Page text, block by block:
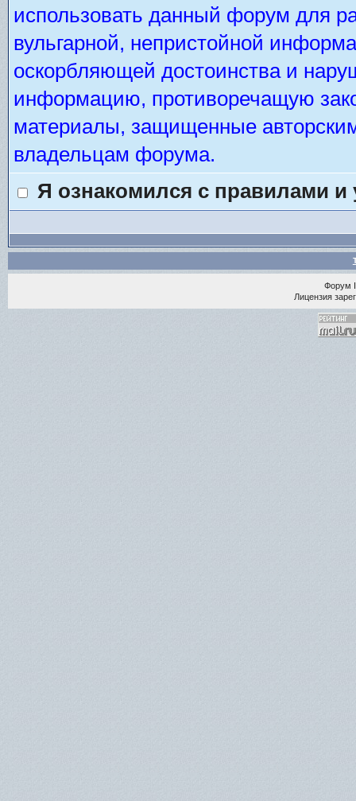
использовать данный форум для
вульгарной, непристойной
оскорбляющей достоинства и
информацию, противоречащую
материалы, защищенные
владельцам форума.
Я ознакомился с правилами
Форум
Лицензия